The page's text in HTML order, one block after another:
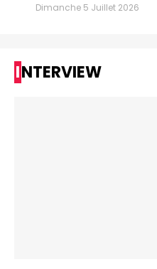
Dimanche 5 Juillet 2026
INTERVIEW